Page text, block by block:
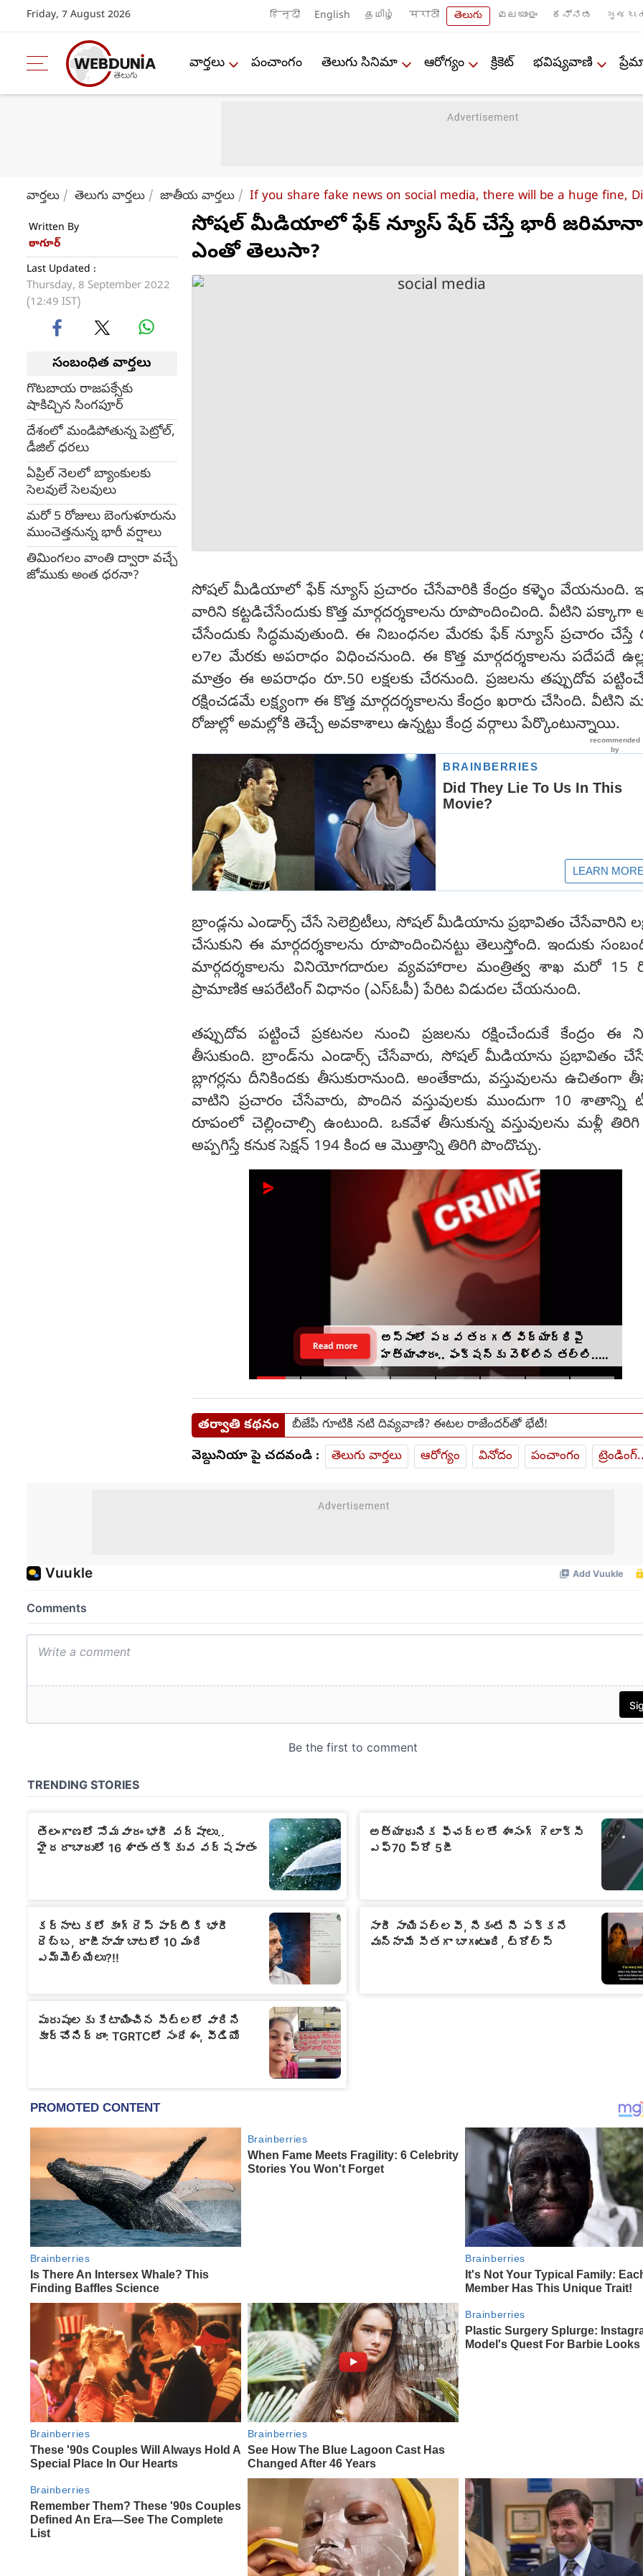
Friday, 7 August 2026 हिन्दी English தமிழ் मराठी తెలుగు മലയാളം ಕನ್ನಡ
వార్తలు పంచాంగం తెలుగు సినిమా ఆరోగ్యం క్రికెట్ భవిష్యవాణి
వార్తలు తెలుగు వార్తలు జాతీయ వార్తలు If you share fake news on social media, there will be a huge fine,
Written By
ఠాగూర్
Last Updated :
Thursday, 8 September 2022
(12:49 IST)
సంబంధిత వార్తలు
గొటబాయ రాజపక్సేకు
షాకిచ్చిన సింగపూర్
దేశంలో మండిపోతున్న పెట్రోల్,
డీజిల్ ధరలు
ఏప్రిల్ నెలలో బ్యాంకులకు
సెలవులే సెలవులు
మరో 5 రోజులు బెంగుళూరును
ముంచెత్తనున్న భారీ వర్షాలు
తిమింగలం వాంతి ద్వారా వచ్చే
జోముకు అంత ధరనా?
సోషల్ మీడియాలో ఫేక్ న్యూస్ షేర్ చేస్తే భారీ
ఎంతో తెలుసా?
సోషల్ మీడియాలో ఫేక్ న్యూస్ ప్రచారం చేసేవారికి కేంద్రం కళ్ళెం వేయనుంది.
వారిని కట్టడిచేసేందుకు కొత్త మార్గదర్శకాలను రూపొందించింది. వీటిని పక్కాగా
చేసేందుకు సిద్ధమవుతుంది. ఈ నిబంధనల మేరకు ఫేక్ న్యూస్ ప్రచారం చేస్తే
ల7ల మేరకు అపరాధం విధించనుంది. ఈ కొత్త మార్గదర్శకాలను పదేపదే
మాత్రం ఈ అపరాధం రూ.50 లక్షలకు చేరనుంది. ప్రజలను తప్పుదోవ
రక్షించడమే లక్ష్యంగా ఈ కొత్త మార్గదర్శకాలను కేంద్రం ఖరారు చేసింది. వీటిని
రోజుల్లో అమల్లోకి తెచ్చే అవకాశాలు ఉన్నట్టు కేంద్ర వర్గాలు పేర్కొంటున్నాయి.
బ్రాండ్లను ఎండార్స్ చేసే సెలెబ్రిటీలు, సోషల్ మీడియాను ప్రభావితం చేసేవారిని
చేసుకుని ఈ మార్గదర్శకాలను రూపొందించినట్టు తెలుస్తోంది. ఇందుకు
మార్గదర్శకాలను వినియోగదారుల వ్యవహారాల మంత్రిత్వ శాఖ మరో 15
ప్రామాణిక ఆపరేటింగ్ విధానం (ఎస్ఓపీ) పేరిట విడుదల చేయనుంది.
తప్పుదోవ పట్టించే ప్రకటనల నుంచి ప్రజలను రక్షించేందుకే కేంద్రం ఈ
తీసుకుంది. బ్రాండ్‌ను ఎండార్స్ చేసేవారు, సోషల్ మీడియాను ప్రభావితం
బ్లాగర్లను దీనికిందకు తీసుకురానుంది. అంతేకాదు, వస్తువులను ఉచితంగా
వాటిని ప్రచారం చేసేవారు, పొందిన వస్తువులకు ముందుగా 10 శాతాన్ని
రూపంలో చెల్లించాల్సి ఉంటుంది. ఒకవేళ తీసుకున్న వస్తువులను మళ్లీ
అప్పగిస్తే కనుక సెక్షన్ 194 కింద ఆ మొత్తాన్ని తిరిగి పొందొచ్చు.
అస్సాంలో పదవ తరగతి విద్యార్థిపై
హత్యాచారం.. ఫంక్షన్‌కు వెళ్లిన తల్లి..
మంచంపై విగతజీవిగా..?
Read more
తర్వాతి కథనం బీజేపీ గూటికి నటి దివ్యవాణి? ఈటల రాజేందర్‌తో భేటీ!
వెబ్దునియా పై చదవండి : తెలుగు వార్తలు ఆరోగ్యం వినోదం పంచాంగం